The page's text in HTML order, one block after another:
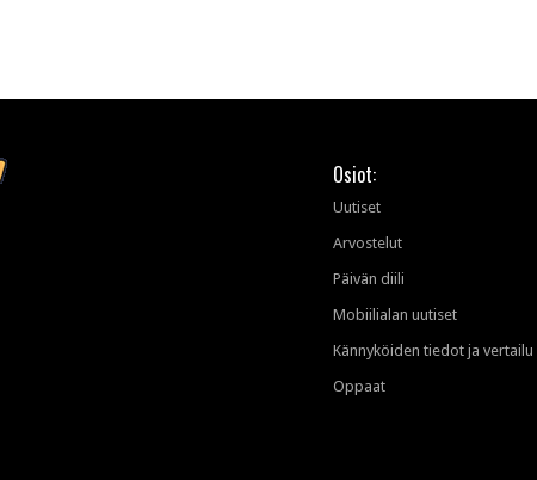
Osiot:
Uutiset
Arvostelut
Päivän diili
Mobiilialan uutiset
Kännyköiden tiedot ja vertailu
Oppaat